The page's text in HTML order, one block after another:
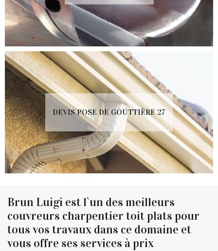
DEVIS POSE DE GOUTTIÈRE 27
Brun Luigi est l`un des meilleurs
couvreurs charpentier toit plats pour
tous vos travaux dans ce domaine et
vous offre ses services à prix